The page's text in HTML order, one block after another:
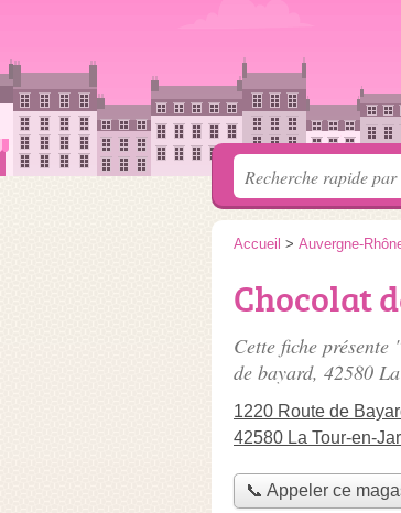
Accueil > Auvergne-
Chocolat
Cette fiche
de bayard, 42580
1220 Route de
42580 La Tour-en-
📞 Appeler ce